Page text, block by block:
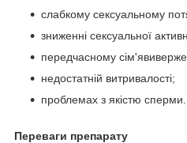
слабкому сексуальному
зниженні сексуальної
передчасному
недостатній витривалості;
проблемах з якістю сперми.
Переваги препарату